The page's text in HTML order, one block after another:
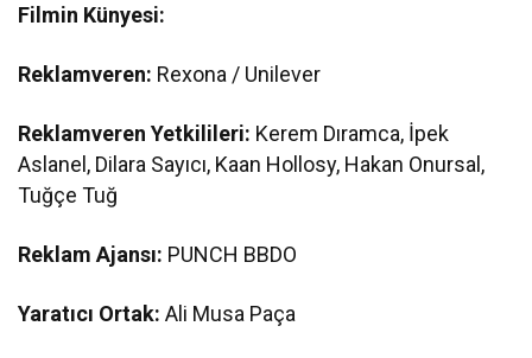
Filmin Künyesi:
Reklamveren: Rexona / Unilever
Reklamveren Yetkilileri: Kerem Dıramca, İpek
Aslanel, Dilara Sayıcı, Kaan Hollosy, Hakan Onursal,
Tuğçe Tuğ
Reklam Ajansı: PUNCH BBDO
Yaratıcı Ortak: Ali Musa Paça